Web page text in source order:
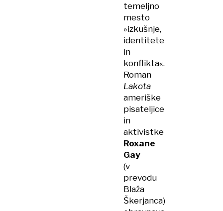
temeljno
mesto
»izkušnje,
identitete
in
konflikta«.
Roman
Lakota
ameriške
pisateljice
in
aktivistke
Roxane
Gay
(v
prevodu
Blaža
Škerjanca)